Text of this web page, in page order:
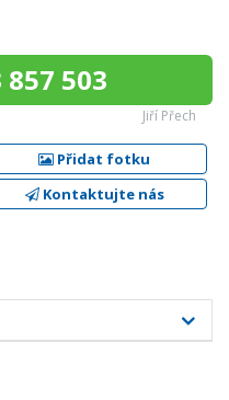
857 503
Jiří Přech
Přidat fotku
Kontaktujte nás